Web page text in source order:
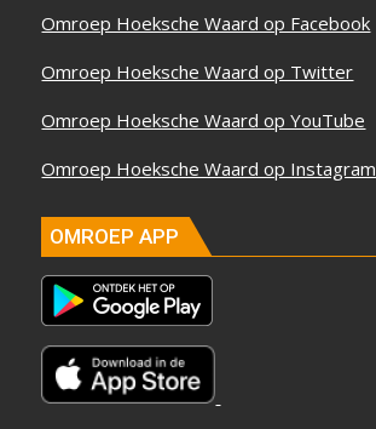
Omroep Hoeksche Waard op Facebook
Omroep Hoeksche Waard op Twitter
Omroep Hoeksche Waard op YouTube
Omroep Hoeksche Waard op Instagram
OMROEP APP